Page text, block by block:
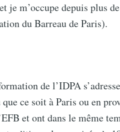
m’occupe depuis plus
du Barreau de Paris).
de l’IDPA
ce soit à Paris ou en
et ont dans le même